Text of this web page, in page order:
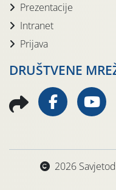
Prezentacije
Intranet
Prijava
DRUŠTVENE
2026